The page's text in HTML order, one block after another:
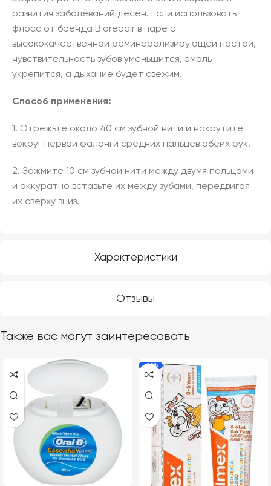
Характеристики
Отзывы
развития заболеваний десен. Если использовать
флосс от бренда Biorepair в паре с
высококачественной реминерализирующей пастой,
чувствительность зубов уменьшится, эмаль
укрепится, а дыхание будет свежим.
Способ применения:
1. Отрежьте около 40 см зубной нити и накрутите
вокруг первой фаланги средних пальцев обеих рук.
2. Зажмите 10 см зубной нити между двумя пальцами
и аккуратно вставьте их между зубами, передвигая
их сверху вниз.
Также вас могут заинтересовать
-22%